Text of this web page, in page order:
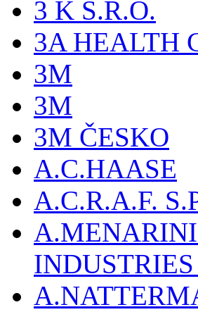
3 K S.R.O.
3A HEALTH
3M
3M
3M ČESKO
A.C.HAASE
A.C.R.A.F.